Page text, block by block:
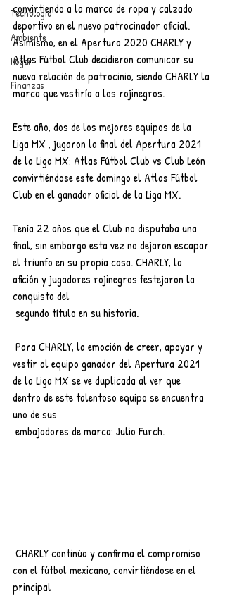
Tecnología
Ambiente
Hogar
Finanzas
convirtiendo a la marca de ropa y calzado
deportivo en el nuevo patrocinador oficial.
Asimismo, en el Apertura 2020 CHARLY y
Atlas Fútbol Club decidieron comunicar su
nueva relación de patrocinio, siendo CHARLY la
marca que vestiría a los rojinegros.
Este año, dos de los mejores equipos de la
Liga MX , jugaron la final del Apertura 2021
de la Liga MX: Atlas Fútbol Club vs Club León
convirtiéndose este domingo el Atlas Fútbol
Club en el ganador oficial de la Liga MX.
Tenía 22 años que el Club no disputaba una
final, sin embargo esta vez no dejaron escapar
el triunfo en su propia casa. CHARLY, la
afición y jugadores rojinegros festejaron la
conquista del
segundo título en su historia.
vestir al equipo ganador del Apertura 2021
de la Liga MX se ve duplicada al ver que
dentro de este talentoso equipo se encuentra
uno de sus
embajadores de marca: Julio Furch.
con el fútbol mexicano, convirtiéndose en el
principal